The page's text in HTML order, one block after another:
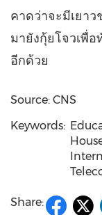
คาดว่าจะมีเยาว
มายังกุ้ยโจวเพื่
อีกด้วย
Source: CNS
Keywords:
Share: